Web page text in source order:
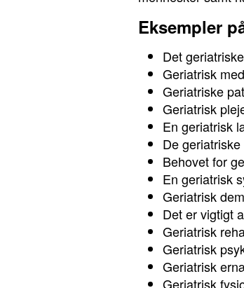
Eksempler
Det
Geriatrisk
Geriatriske
Geriatrisk
En geriatrisk
De
Behovet for
En geriatrisk
Geriatrisk
Det er vigtigt
Geriatrisk
Geriatrisk
Geriatrisk
Geriatrisk